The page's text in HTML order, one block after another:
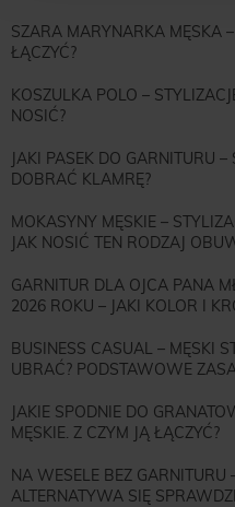
SZARA MARYNARKA MĘSKA
ŁĄCZYĆ?
KOSZULKA POLO –
NOSIĆ?
JAKI PASEK DO GARNITURU
DOBRAĆ KLAMRĘ?
MOKASYNY MĘSKIE –
JAK NOSIĆ TEN RODZAJ
GARNITUR DLA OJCA PANA
2026 ROKU – JAKI KOLOR I
BUSINESS CASUAL – MĘSKI
UBRAĆ? PODSTAWOWE
JAKIE SPODNIE DO
MĘSKIE. Z CZYM JĄ ŁĄCZYĆ?
NA WESELE BEZ GARNITURU
ALTERNATYWA SIĘ